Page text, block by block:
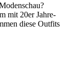
mit 20er Jahre-
diese Outfits